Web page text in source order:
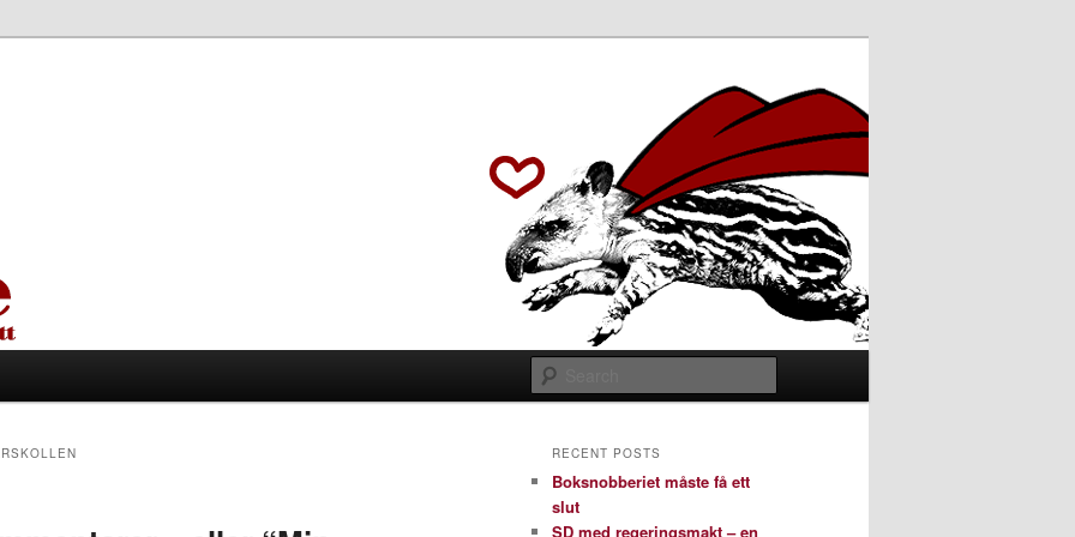
RECENT POSTS
Boksnobberiet måste få ett
slut
SD med regeringsmakt – en